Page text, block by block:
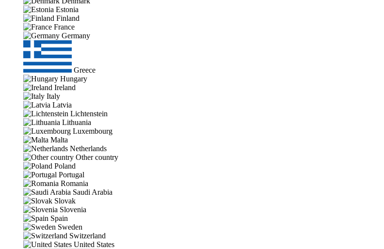
Estonia
Finland
France
Germany
Greece
Hungary
Ireland
Italy
Latvia
Lichtenstein
Lithuania
Luxembourg
Malta
Netherlands
Other country
Poland
Portugal
Romania
Saudi Arabia
Slovak
Slovenia
Spain
Sweden
Switzerland
United States